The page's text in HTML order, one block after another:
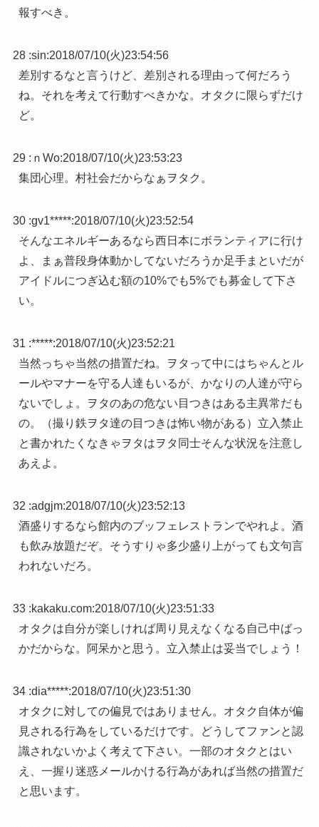
報すべき。
28 :sin:2018/07/10(火)23:54:56
差別するなと言うけど、差別される理由って何だろう
ね。それを考えて行動すべきかな。オタクに限らずだけ
ど。
29 : ｎWo:2018/07/10(火)23:53:23
集団心理。村社会だからなぁヲタク。
30 :gv1*****:2018/07/10(火)23:52:54
そんなエネルギーあるなら西日本にボランティアに行け
よ、まぁ普段身体動かしてないだろうか足手まといだが
アイドルにつぎ込む額の10%でも5%でも募金して下さ
い。
31 :*****:2018/07/10(火)23:52:21
当然っちゃ当然の措置だね。ヲタって中にはちゃんとル
ールやマナーを守る人達もいるが、かなりの人達が守ら
ないでしょ。ヲタのあの危ない目つきはある主異常だも
の。（撮り鉄ヲタ達の目つきは怖い物がある）立入禁止
と書かれたくなきゃヲタはヲタ同士そんな状況を注意し
あえよ。
32 :adgjm:2018/07/10(火)23:52:13
酒盛りするなら館内のブッフェレストランでやれよ。酒
も飲み放題だぞ。そうすりゃ多少盛り上がっても文句言
われないだろ。
33 :kakaku.com:2018/07/10(火)23:51:33
オタクは自分が楽しければ周り見えなくなる自己中ばっ
かだからな。阿呆かと思う。立入禁止は妥当でしょう！
34 :dia*****:2018/07/10(火)23:51:30
オタクに対しての偏見ではありません。オタク自体が偏
見される行為をしているだけです。どうしてファンと認
識されないかよく考えて下さい。一部のオタクとはい
え、一握り迷惑メールかける行為があれば当然の措置だ
と思います。